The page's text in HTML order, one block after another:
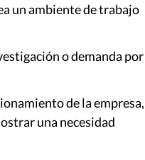
un ambiente de trabajo
o demanda por
de la empresa,
una necesidad